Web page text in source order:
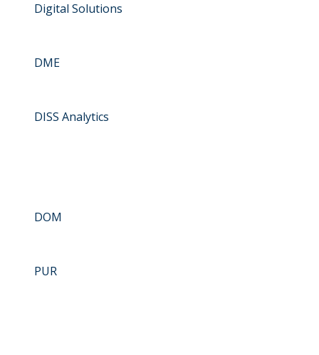
Digital Solutions
DME
DISS Analytics
DOM
PUR